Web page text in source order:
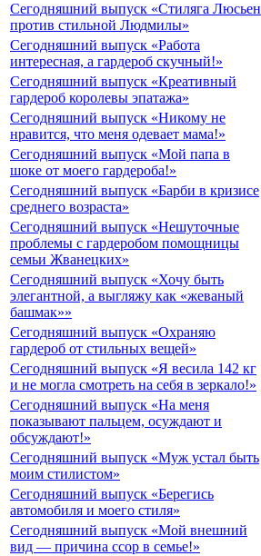
Сегодняшний выпуск «Стиляга Люсьен
против стильной Людмилы»
Сегодняшний выпуск «Работа
интересная, а гардероб скучный!»
Сегодняшний выпуск «Креативный
гардероб королевы эпатажа»
Сегодняшний выпуск «Никому не
нравится, что меня одевает мама!»
Сегодняшний выпуск «Мой папа в
шоке от моего гардероба!»
Сегодняшний выпуск «Барби в кризисе
среднего возраста»
Сегодняшний выпуск «Нешуточные
проблемы с гардеробом помощницы
семьи Жванецких»
Сегодняшний выпуск «Хочу быть
элегантной, а выгляжу как «жеваный
башмак»»
Сегодняшний выпуск «Охраняю
гардероб от стильных вещей»
Сегодняшний выпуск «Я весила 142 кг
и не могла смотреть на себя в зеркало!»
Сегодняшний выпуск «На меня
показывают пальцем, осуждают и
обсуждают!»
Сегодняшний выпуск «Муж устал быть
моим стилистом»
Сегодняшний выпуск «Берегись
автомобиля и моего стиля»
Сегодняшний выпуск «Мой внешний
вид — причина ссор в семье!»